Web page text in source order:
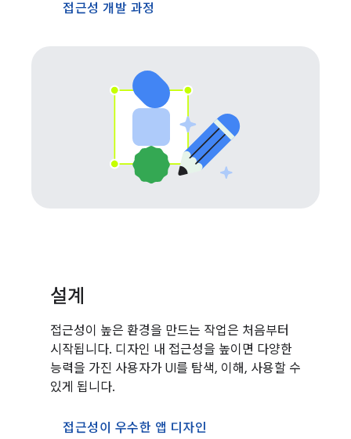
접근성 개발 과정
설계
접근성이 높은 환경을 만드는 작업은 처음부터
시작됩니다. 디자인 내 접근성을 높이면 다양한
능력을 가진 사용자가 UI를 탐색, 이해, 사용할 수
있게 됩니다.
접근성이 우수한 앱 디자인